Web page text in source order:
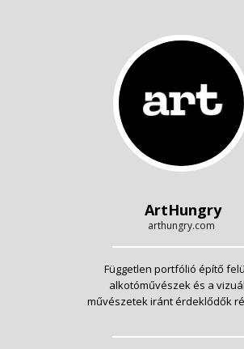
ArtHungry
arthungry.com
Független portfólió építő
alkotóművészek és a
művészetek iránt érdeklődők